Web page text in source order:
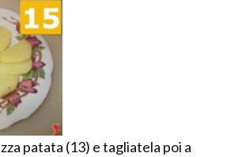
patata (13) e tagliatela poi a